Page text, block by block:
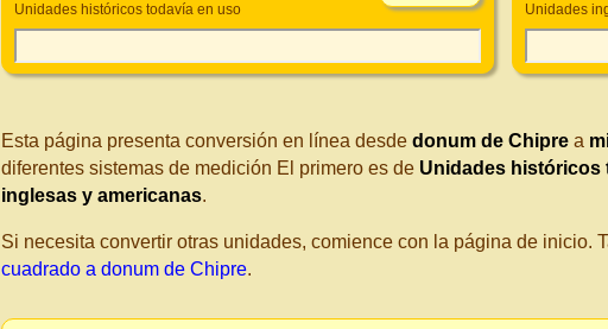
Unidades históricos todavía en uso Unidades
Esta página presenta conversión en línea desde donum de Chipre a
diferentes sistemas de medición El primero es de Unidades históricos
inglesas y americanas.
Si necesita convertir otras unidades, comience con la página de inicio.
cuadrado a donum de Chipre.